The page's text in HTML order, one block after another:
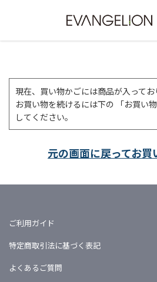
現在、買い物かごには商品が入ってお
お買い物を続けるには下の 「お買い
してください。
元の画面に戻ってお買
ご利用ガイド
特定商取引法に基づく表記
よくあるご質問